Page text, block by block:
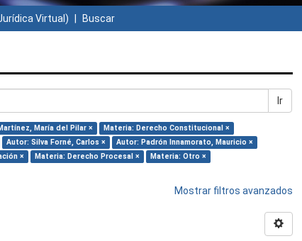
Virtual) Buscar
Ir
María del Pilar ×
Materia: Derecho Constitucional ×
Autor: Silva Forné, Carlos ×
Autor: Padrón Innamorato, Mauricio ×
× Materia: Derecho Procesal ×
Materia: Otro ×
Mostrar filtros avanzados